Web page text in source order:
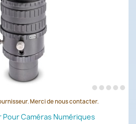
Merci de nous contacter.
Pour Caméras Numériques